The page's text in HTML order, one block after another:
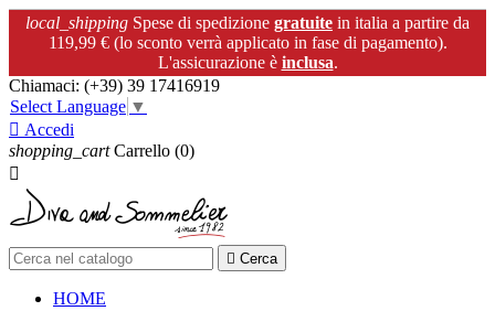
local_shipping Spese di spedizione gratuite in italia a partire da
119,99 € (lo sconto verrà applicato in fase di pagamento).
L'assicurazione è inclusa.
Chiamaci: (+39) 39 17416919
Select Language ▼
 Accedi
shopping_cart Carrello (0)

 Cerca
HOME